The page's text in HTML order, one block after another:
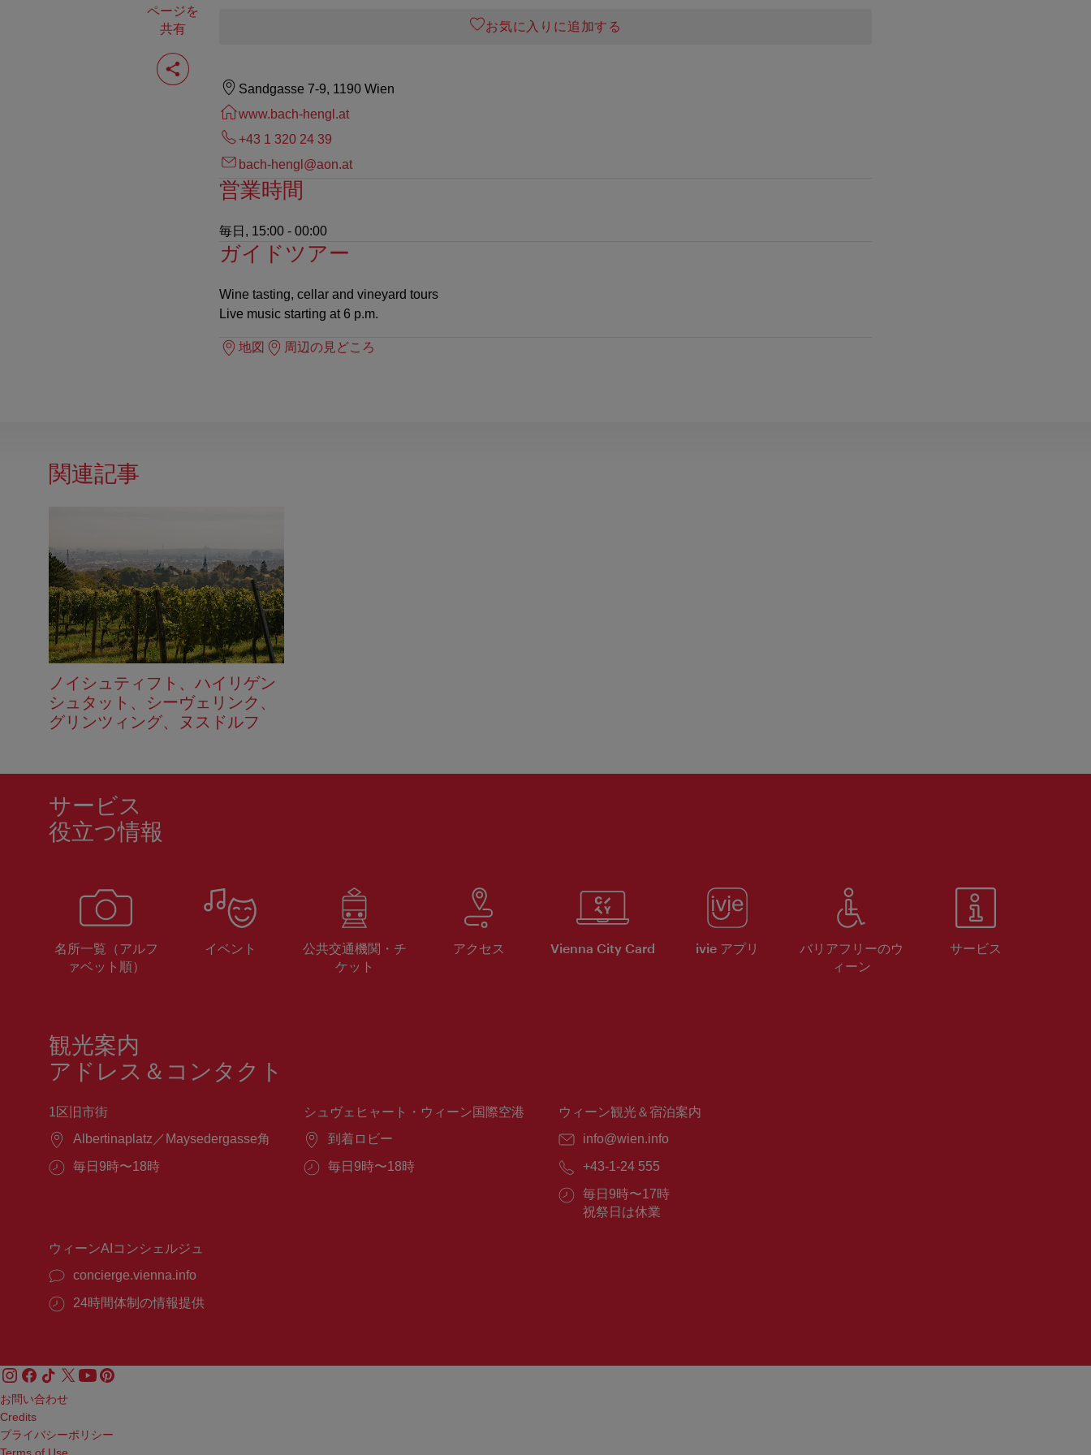
ページを
共有
ペ
ー
ジ
お気に入りに追加する
Sandgasse 7-9, 1190 Wien
www.bach-hengl.at
+43 1 320 24 39
bach-hengl@aon.at
営業時間
毎日, 15:00 - 00:00
ガイドツアー
Wine tasting, cellar and vineyard tours
Live music starting at 6 p.m.
地図 周辺の見どころ
関連記事
ノイシュティフト、ハイリゲン
シュタット、シーヴェリンク、
グリンツィング、ヌスドルフ
サービス
役立つ情報
名所一覧（アルフ
ァベット順）
イベント
公共交通機関・チ
ケット
アクセス Vienna City Card ivie アプリ
バリアフリーのウ
ィーン
サービス
観光案内
アドレス＆コンタクト
1区旧市街
場
Albertinaplatz／Maysedergasse角
営
毎日9時〜18時
シュヴェヒャート・ウィーン国際空港
場
到着ロビー
営
毎日9時〜18時
ウィーン観光＆宿泊案内
E
ー
ル：
info@wien.info
電
番
号：
+43-1-24 555
営
業
毎日9時〜17時
祝祭日は休業
ウィーンAIコンシェルジュ
concierge.vienna.info
24時間体制の情報提供
お問い合わせ
Credits
プライバシーポリシー